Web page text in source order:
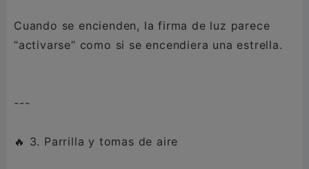
Cuando se encienden, la firma de luz parece
“activarse” como si se encendiera una estrella.
---
🔥 3. Parrilla y tomas de aire